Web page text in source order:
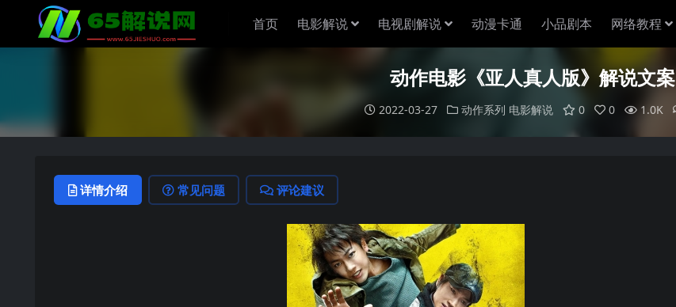
首页 电影解说 电视剧解说 动漫卡通 小品剧本 网络教程
动作电影《亚人真人版》解说文案
2022-03-27 动作系列 电影解说 0 0 1.0K
详情介绍 常见问题 评论建议